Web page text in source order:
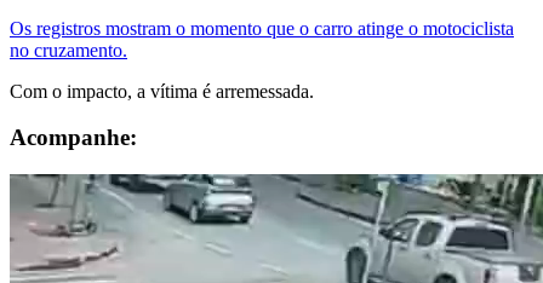
Os registros mostram o momento que o carro atinge o motociclista
no cruzamento.
Com o impacto, a vítima é arremessada.
Acompanhe: